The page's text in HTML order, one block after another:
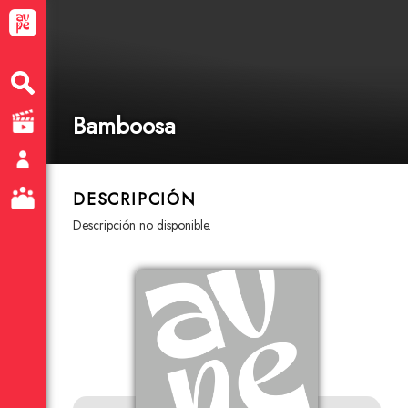
Bamboosa
DESCRIPCIÓN
descripción no disponible.